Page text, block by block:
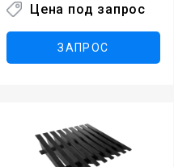
Цена под запрос
ЗАПРОС